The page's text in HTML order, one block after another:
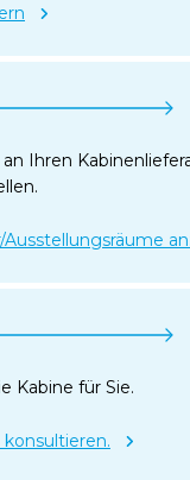
Ihren
Kabine für Sie.